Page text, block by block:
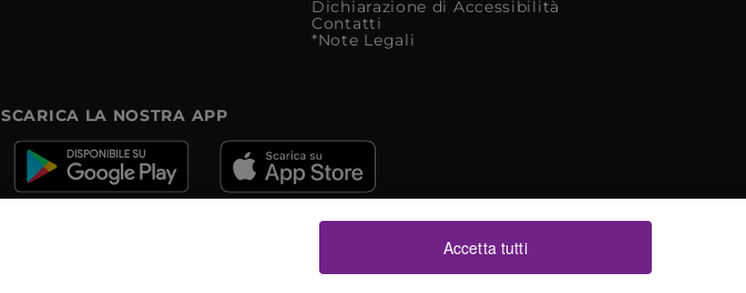
Dichiarazione di Accessibilità
Contatti
*Note Legali
SCARICA LA NOSTRA APP
Accetta tutti